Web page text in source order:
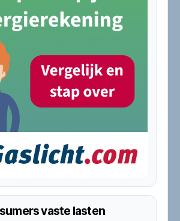
vaste lasten